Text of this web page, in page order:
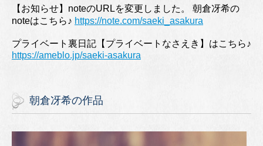
【お知らせ】noteのURLを変更しました。 朝倉冴希の
noteはこちら♪ https://note.com/saeki_asakura
プライベート裏日記【プライベートなさえき】はこちら♪
https://ameblo.jp/saeki-asakura
朝倉冴希の作品